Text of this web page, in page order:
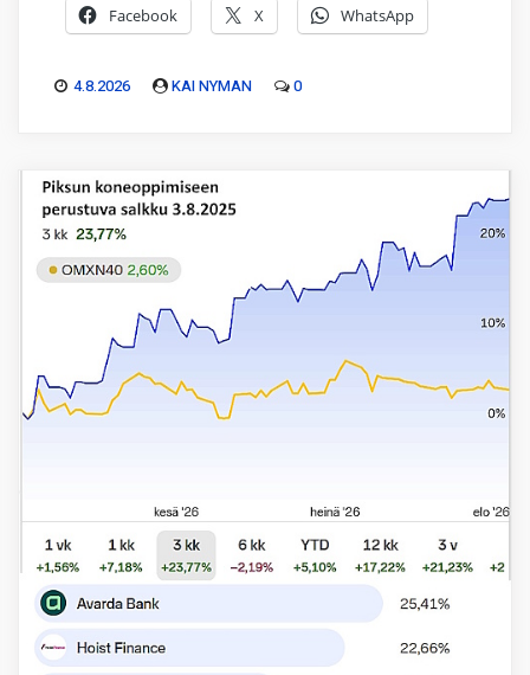
Facebook X WhatsApp
4.8.2026 KAI NYMAN 0